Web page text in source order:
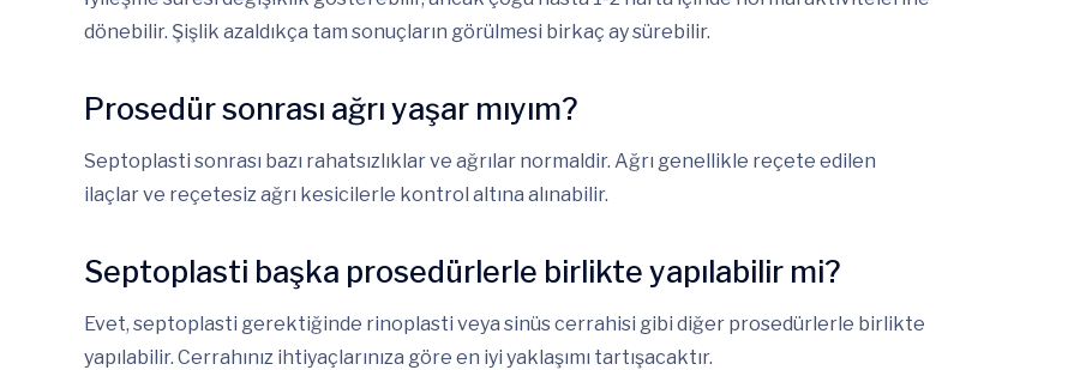
dönebilir. Şişlik azaldıkça tam sonuçların görülmesi birkaç ay sürebilir.
Prosedür sonrası ağrı yaşar mıyım?
Septoplasti sonrası bazı rahatsızlıklar ve ağrılar normaldir. Ağrı genellikle reçete edilen
ilaçlar ve reçetesiz ağrı kesicilerle kontrol altına alınabilir.
Septoplasti başka prosedürlerle birlikte yapılabilir mi?
Evet, septoplasti gerektiğinde rinoplasti veya sinüs cerrahisi gibi diğer prosedürlerle birlikte
yapılabilir. Cerrahınız ihtiyaçlarınıza göre en iyi yaklaşımı tartışacaktır.